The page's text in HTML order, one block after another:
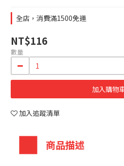
全店，消費滿1500免運
NT$116
數量
加入購物
加入追蹤清單
商品描述